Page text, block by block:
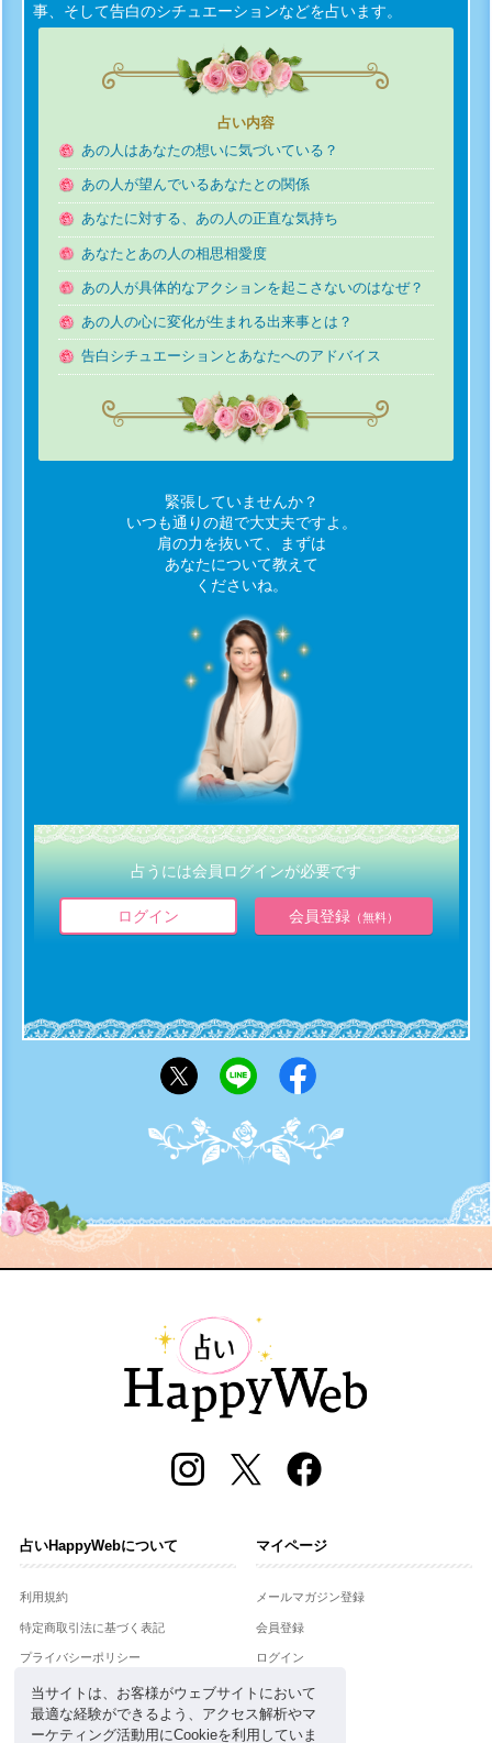
当サイトは、お客様がウェブサイトにおいて
最適な経験ができるよう、アクセス解析やマ
ーケティング活動用にCookieを利用していま
事、そして告白のシチュエーションなどを占います。
占い内容
あの人はあなたの想いに気づいている？
あの人が望んでいるあなたとの関係
あなたに対する、あの人の正直な気持ち
あなたとあの人の相思相愛度
あの人が具体的なアクションを起こさないのはなぜ？
あの人の心に変化が生まれる出来事とは？
告白シチュエーションとあなたへのアドバイス
緊張していませんか？
いつも通りの超で大丈夫ですよ。
肩の力を抜いて、まずは
あなたについて教えて
くださいね。
占うには会員ログインが必要です
ログイン 会員登録（無料）
占いHappyWebについて
利用規約
特定商取引法に基づく表記
プライバシーポリシー
運営会社
お問合せ
マイページ
メールマガジン登録
会員登録
ログイン